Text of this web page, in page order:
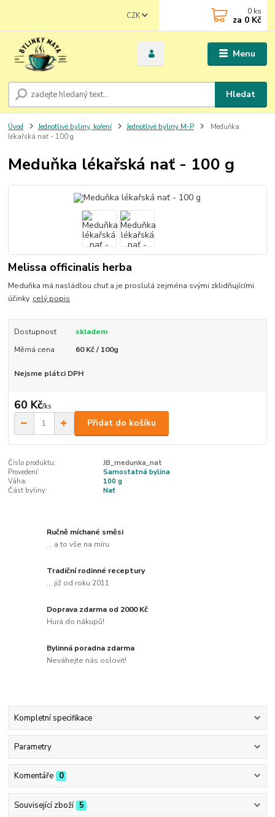
Menu
CZK
Hledat
0 ks
za 0 Kč
Úvod Jednotlivé byliny, koření Jednotlivé byliny M-P
Meduňka
lékařská nať - 100 g
Meduňka lékařská nať - 100 g
Melissa officinalis herba
Meduňka má nasládlou chuť a je proslulá zejména svými zklidňujícími
účinky. celý popis
Dostupnost
skladem
Měrná cena
60 Kč / 100g
Nejsme plátci DPH
60 Kč/ks
Přidat do košíku
Číslo produktu:
JB_medunka_nat
Provedení:
Samostatná bylina
Váha:
100 g
Část byliny:
Nať
Ručně míchané směsi
... a to vše na míru
Tradiční rodinné receptury
... již od roku 2011
Doprava zdarma od 2000 Kč
Hurá do nákupů!
Bylinná poradna zdarma
Neváhejte nás oslovit!
Kompletní specifikace
Parametry
Komentáře 0
Související zboží 5